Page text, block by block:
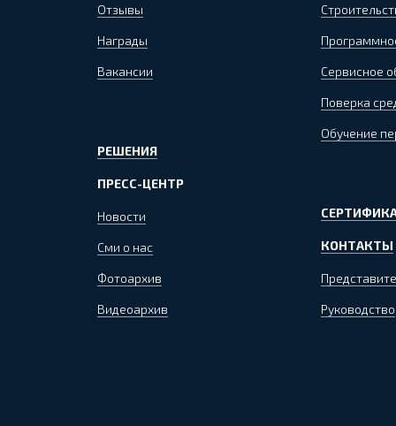
Отзывы
Награды
Вакансии
РЕШЕНИЯ
ПРЕСС-ЦЕНТР
Новости
Сми о нас
Фотоархив
Видеоархив
Сервисное
Поверка
Обучение
КОНТАКТЫ
Руководство